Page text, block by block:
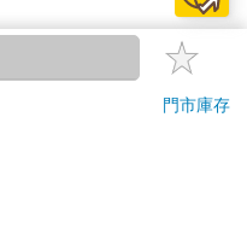
如接獲電話要求您前往
受騙上當！
門市庫存